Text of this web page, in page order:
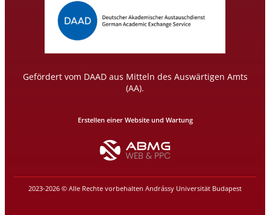
Gefördert vom DAAD aus Mitteln des Auswärtigen Amts
(AA).
2023-2026 © Alle Rechte vorbehalten Andrássy Universität Budapest
Erstellen einer Website und Wartung